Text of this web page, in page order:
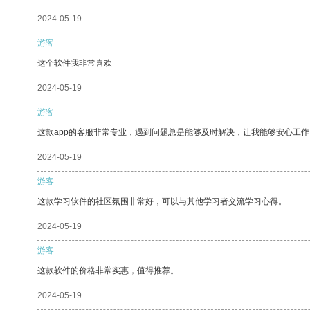
2024-05-19
游客
这个软件我非常喜欢
2024-05-19
游客
这款app的客服非常专业，遇到问题总是能够及时解决，让我能够安心工
2024-05-19
游客
这款学习软件的社区氛围非常好，可以与其他学习者交流学习心得。
2024-05-19
游客
这款软件的价格非常实惠，值得推荐。
2024-05-19